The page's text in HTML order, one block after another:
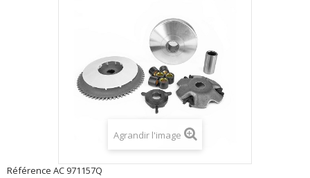
Agrandir l'image
Référence AC 971157Q